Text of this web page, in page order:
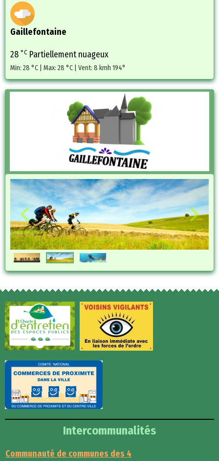
Gaillefontaine
28 °C Partiellement nuageux
Min: 28 °C | Max: 28 °C | Vent: 8 kmh 194°
Intercommunalités
Communauté de communes des 4